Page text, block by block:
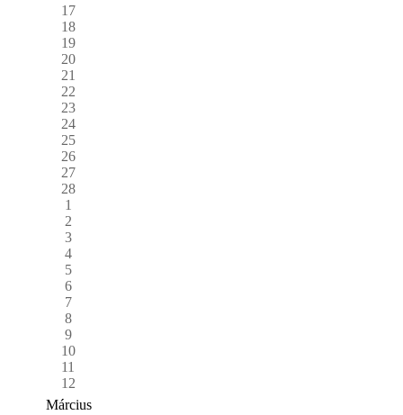
17
18
19
20
21
22
23
24
25
26
27
28
1
2
3
4
5
6
7
8
9
10
11
12
Március